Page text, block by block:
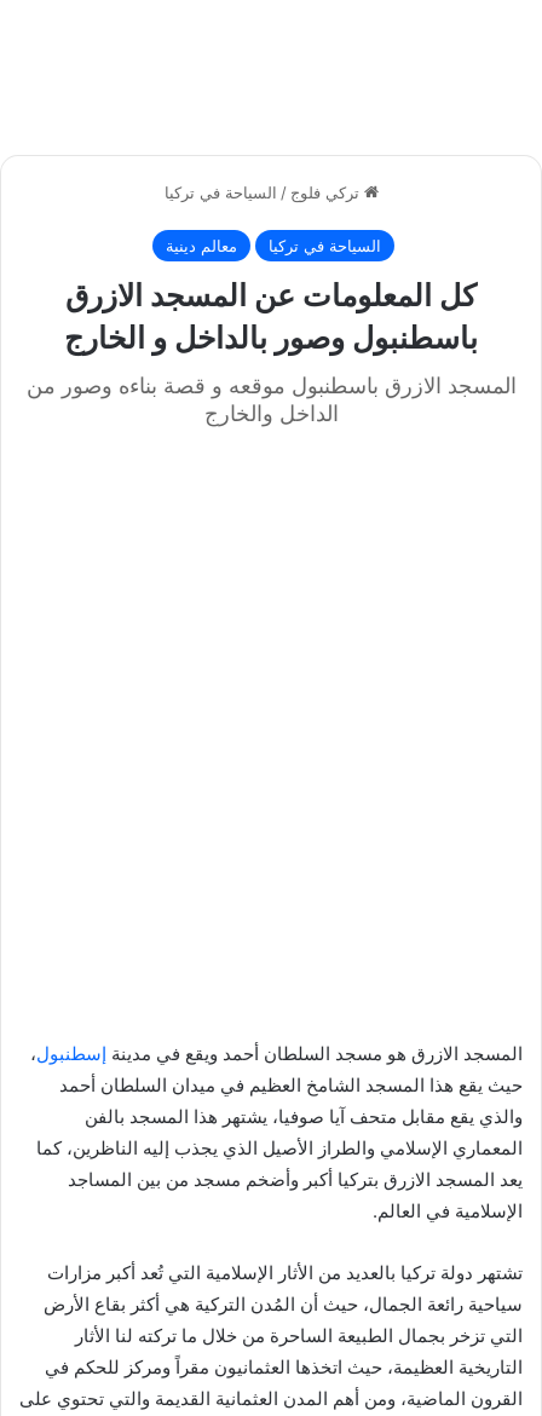
تركي فلوج / السياحة في تركيا
السياحة في تركيا معالم دينية
كل المعلومات عن المسجد الازرق
باسطنبول وصور بالداخل و الخارج
المسجد الازرق باسطنبول موقعه و قصة بناءه وصور من
الداخل والخارج
المسجد الازرق هو مسجد السلطان أحمد ويقع في مدينة إسطنبول،
حيث يقع هذا المسجد الشامخ العظيم في ميدان السلطان أحمد
والذي يقع مقابل متحف آيا صوفيا، يشتهر هذا المسجد بالفن
المعماري الإسلامي والطراز الأصيل الذي يجذب إليه الناظرين، كما
يعد المسجد الازرق بتركيا أكبر وأضخم مسجد من بين المساجد
الإسلامية في العالم.
تشتهر دولة تركيا بالعديد من الأثار الإسلامية التي تُعد أكبر مزارات
سياحية رائعة الجمال، حيث أن المُدن التركية هي أكثر بقاع الأرض
التي تزخر بجمال الطبيعة الساحرة من خلال ما تركته لنا الأثار
التاريخية العظيمة، حيث اتخذها العثمانيون مقراً ومركز للحكم في
القرون الماضية، ومن أهم المدن العثمانية القديمة والتي تحتوي على